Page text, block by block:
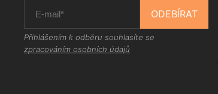
ODEBÍRAT
Přihlášením k odběru souhlasíte se
zpracováním osobních údajů